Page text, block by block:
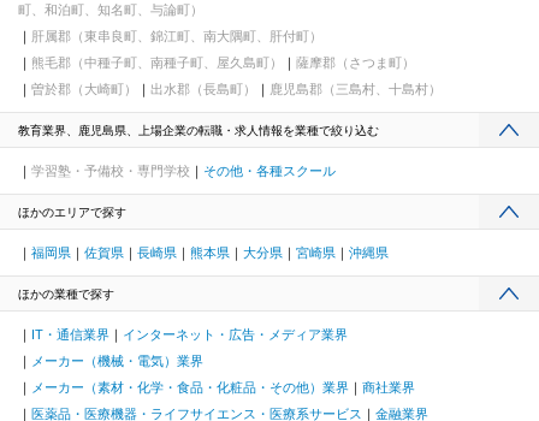
町、和泊町、知名町、与論町）
肝属郡（東串良町、錦江町、南大隅町、肝付町）
熊毛郡（中種子町、南種子町、屋久島町）
薩摩郡（さつま町）
曽於郡（大崎町）
出水郡（長島町） 鹿児島郡（三島村、十島村）
教育業界、鹿児島県、上場企業の転職・求人情報を業種で絞り込む
学習塾・予備校・専門学校 その他・各種スクール
ほかのエリアで探す
福岡県 佐賀県 長崎県 熊本県 大分県 宮崎県 沖縄県
ほかの業種で探す
IT・通信業界
インターネット・広告・メディア業界
メーカー（機械・電気）業界
メーカー（素材・化学・食品・化粧品・その他）業界
商社業界
医薬品・医療機器・ライフサイエンス・医療系サービス
金融業界